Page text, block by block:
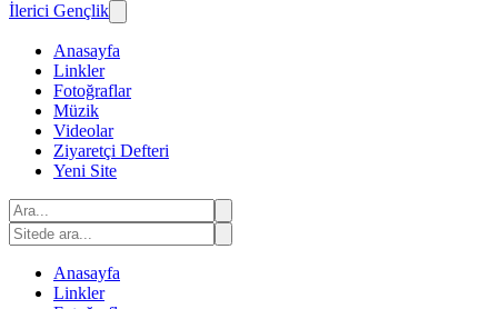
İlerici Gençlik
Anasayfa
Linkler
Fotoğraflar
Müzik
Videolar
Ziyaretçi Defteri
Yeni Site
Anasayfa
Linkler